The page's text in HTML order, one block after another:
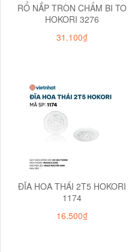
RỔ NẮP TRÒN CHẤM BI TO
HOKORI 3276
31.100₫
ĐĨA HOA THÁI 2T5 HOKORI
1174
16.500₫